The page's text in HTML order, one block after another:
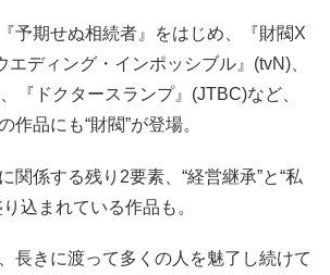
予期せぬ相続者』をはじめ、『財閥X
ディング・インポッシブル』(tvN)、
『ドクタースランプ』(JTBC)など、
作品にも“財閥”が登場。
関係する残り2要素、“経営継承”と“私
込まれている作品も。
長きに渡って多くの人を魅了し続けて